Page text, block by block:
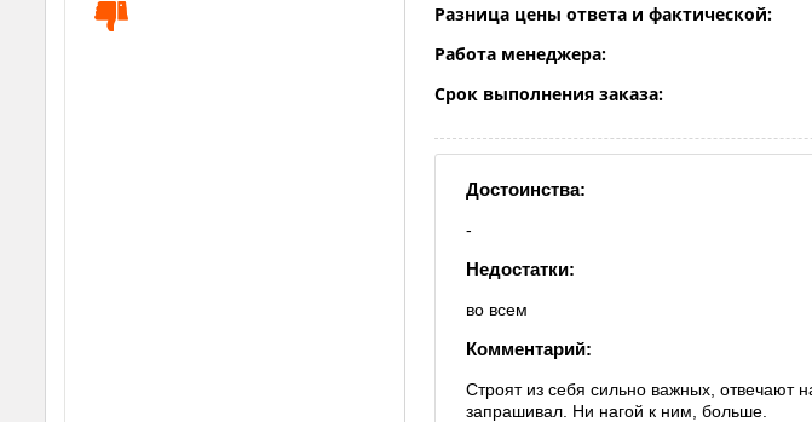
Разница цены ответа и фактической:
Работа менеджера:
Срок выполнения заказа:
Достоинства:
-
Недостатки:
во всем
Комментарий:
Строят из себя сильно важных, отвечают
запрашивал. Ни нагой к ним, больше.